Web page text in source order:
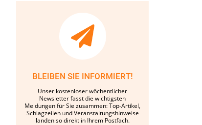
BLEIBEN SIE INFORMIERT!
Unser kostenloser wöchentlicher
Newsletter fasst die wichtigsten
Meldungen für Sie zusammen: Top-Artikel,
Schlagzeilen und Veranstaltungshinweise
landen so direkt in Ihrem Postfach.